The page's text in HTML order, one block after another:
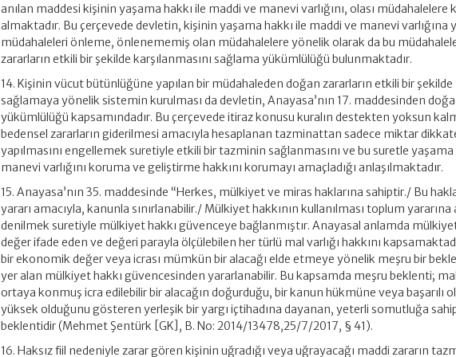
anılan maddesi kişinin yaşama hakkı ile maddi ve manevi varlığını, olası müdahalelere
almaktadır. Bu çerçevede devletin, kişinin yaşama hakkı ile maddi ve manevi varlığına
müdahaleleri önleme, önlenememiş olan müdahalelere yönelik olarak da bu
zararların etkili bir şekilde karşılanmasını sağlama yükümlülüğü bulunmaktadır.
14. Kişinin vücut bütünlüğüne yapılan bir müdahaleden doğan zararların etkili bir
sağlamaya yönelik sistemin kurulması da devletin, Anayasa’nın 17. maddesinden
yükümlülüğü kapsamındadır. Bu çerçevede itiraz konusu kuralın destekten yoksun
bedensel zararların giderilmesi amacıyla hesaplanan tazminattan sadece miktar
yapılmasını engellemek suretiyle etkili bir tazminin sağlanmasını ve bu suretle yaşama
manevi varlığını koruma ve geliştirme hakkını korumayı amaçladığı anlaşılmaktadır.
15. Anayasa’nın 35. maddesinde “Herkes, mülkiyet ve miras haklarına sahiptir./ Bu
yararı amacıyla, kanunla sınırlanabilir./ Mülkiyet hakkının kullanılması toplum yararına
denilmek suretiyle mülkiyet hakkı güvenceye bağlanmıştır. Anayasal anlamda
değer ifade eden ve değeri parayla ölçülebilen her türlü mal varlığı hakkını
bir ekonomik değer veya icrası mümkün bir alacağı elde etmeye yönelik meşru bir
yer alan mülkiyet hakkı güvencesinden yararlanabilir. Bu kapsamda meşru beklenti;
ortaya konmuş icra edilebilir bir alacağın doğurduğu, bir kanun hükmüne veya başarılı
yüksek olduğunu gösteren yerleşik bir yargı içtihadına dayanan, yeterli somutluğa
beklentidir (Mehmet Şentürk [GK], B. No: 2014/13478,25/7/2017, § 41).
16. Haksız fiil nedeniyle zarar gören kişinin uğradığı veya uğrayacağı maddi zararın